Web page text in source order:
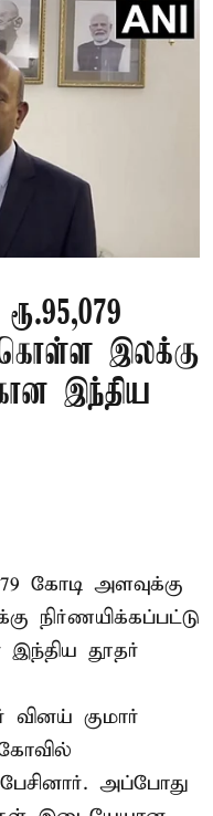
இலக்கு
இந்திய
கோடி அளவுக்கு
நிர்ணயிக்கப்பட்டு
தூதர்
வினய் குமார்
அப்போது